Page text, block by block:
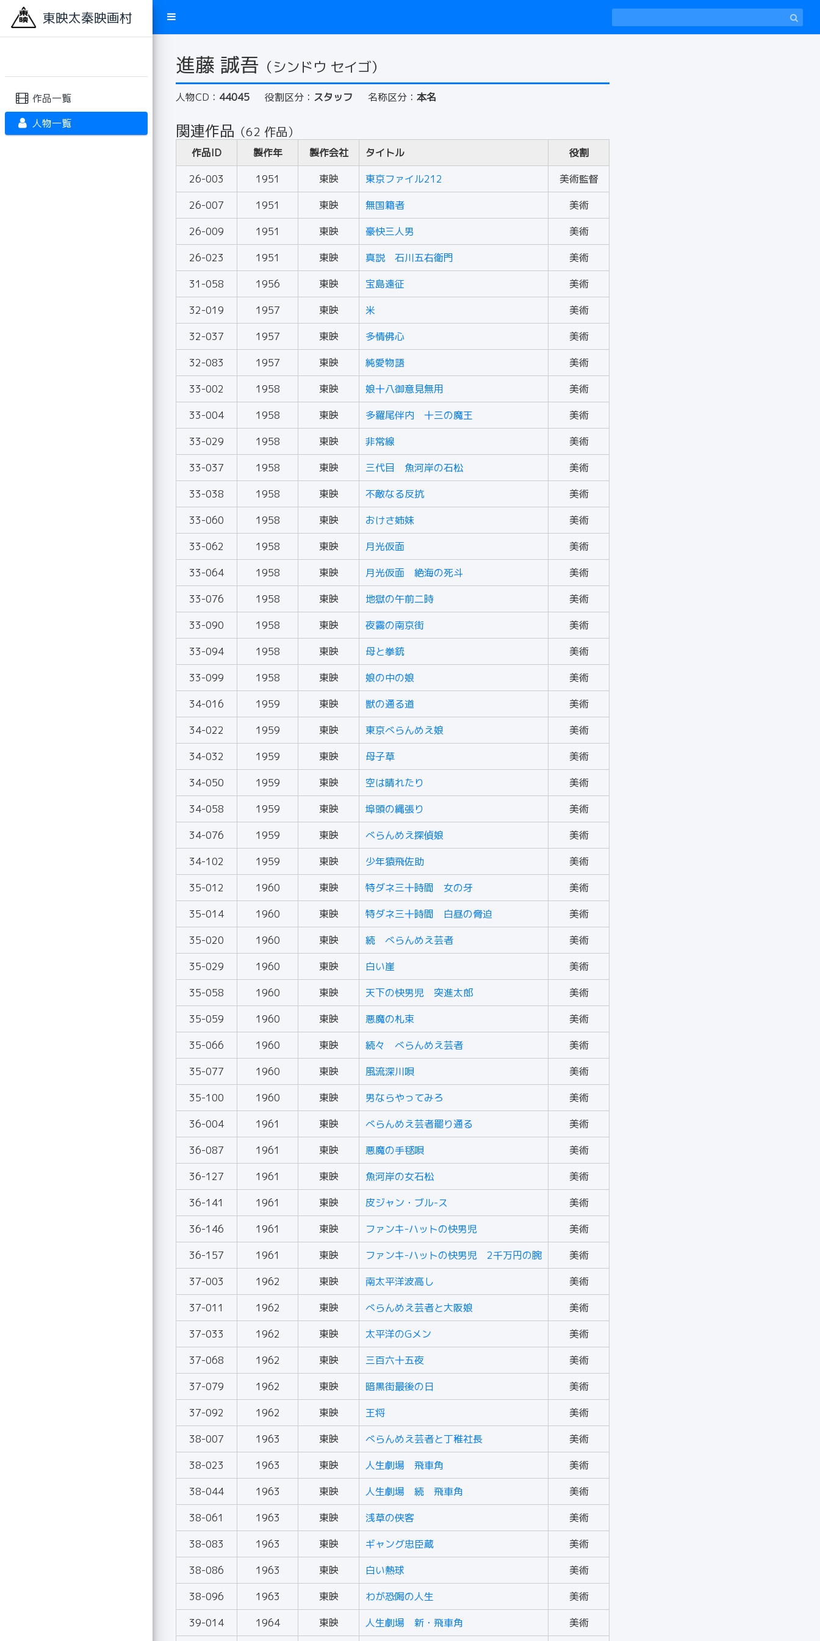
東映太秦映画村
作品一覧
人物一覧
進藤 誠吾 （シンドウ セイゴ）
人物CD： 44045 役割区分： スタッフ 名称区分： 本名
関連作品 （62 作品）
作品ID 製作年 製作会社 タイトル
役割
26-003
1951 東映 東京ファイル212
美術監督
26-007
1951 東映 無国籍者
美術
26-009
1951 東映 豪快三人男
美術
26-023
1951 東映 真説 石川五右衛門
美術
31-058
1956 東映 宝島遠征
美術
32-019
1957 東映 米
美術
32-037
1957 東映 多情佛心
美術
32-083
1957 東映 純愛物語
美術
33-002
1958 東映 娘十八御意見無用
美術
33-004
1958 東映 多羅尾伴内 十三の魔王
美術
33-029
1958 東映 非常線
美術
33-037
1958 東映 三代目 魚河岸の石松
美術
33-038
1958 東映 不敵なる反抗
美術
33-060
1958 東映 おけさ姉妹
美術
33-062
1958 東映 月光仮面
美術
33-064
1958 東映 月光仮面 絶海の死斗
美術
33-076
1958 東映 地獄の午前二時
美術
33-090
1958 東映 夜霧の南京街
美術
33-094
1958 東映 母と拳銃
美術
33-099
1958 東映 娘の中の娘
美術
34-016
1959 東映 獣の通る道
美術
34-022
1959 東映 東京べらんめえ娘
美術
34-032
1959 東映 母子草
美術
34-050
1959 東映 空は晴れたり
美術
34-058
1959 東映 埠頭の縄張り
美術
34-076
1959 東映 べらんめえ探偵娘
美術
34-102
1959 東映 少年猿飛佐助
美術
35-012
1960 東映 特ダネ三十時間 女の牙
美術
35-014
1960 東映 特ダネ三十時間 白昼の脅迫
美術
35-020
1960 東映 続 べらんめえ芸者
美術
35-029
1960 東映 白い崖
美術
35-058
1960 東映 天下の快男児 突進太郎
美術
35-059
1960 東映 悪魔の札束
美術
35-066
1960 東映 続々 べらんめえ芸者
美術
35-077
1960 東映 風流深川唄
美術
35-100
1960 東映 男ならやってみろ
美術
36-004
1961 東映 べらんめえ芸者罷り通る
美術
36-087
1961 東映 悪魔の手毬唄
美術
36-127
1961 東映 魚河岸の女石松
美術
36-141
1961 東映 皮ジャン・ブル-ス
美術
36-146
1961 東映 ファンキ-ハットの快男児
美術
36-157
1961 東映 ファンキ-ハットの快男児 2千万円の腕
美術
37-003
1962 東映 南太平洋波高し
美術
37-011
1962 東映 べらんめえ芸者と大阪娘
美術
37-033
1962 東映 太平洋のGメン
美術
37-068
1962 東映 三百六十五夜
美術
37-079
1962 東映 暗黒街最後の日
美術
37-092
1962 東映 王将
美術
38-007
1963 東映 べらんめえ芸者と丁稚社長
美術
38-023
1963 東映 人生劇場 飛車角
美術
38-044
1963 東映 人生劇場 続 飛車角
美術
38-061
1963 東映 浅草の侠客
美術
38-083
1963 東映 ギャング忠臣蔵
美術
38-086
1963 東映 白い熱球
美術
38-096
1963 東映 わが恐喝の人生
美術
39-014
1964 東映 人生劇場 新・飛車角 美術